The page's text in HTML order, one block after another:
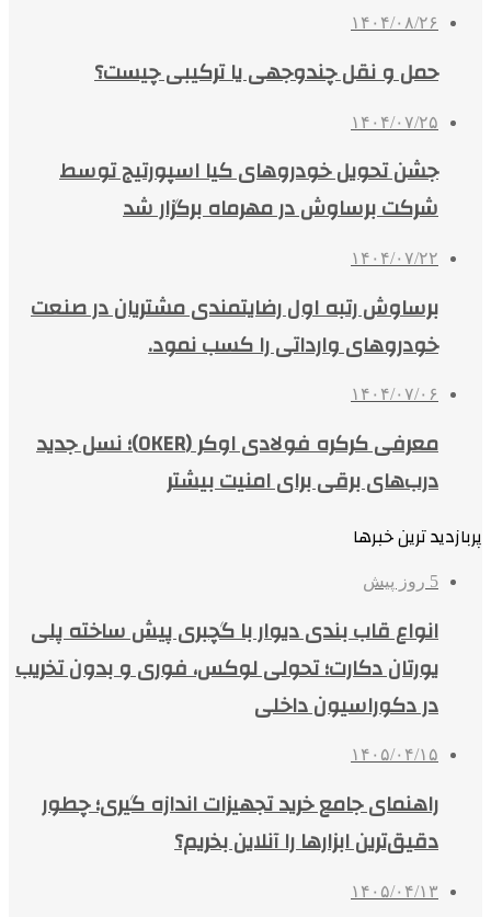
۱۴۰۴/۰۸/۲۶
حمل و نقل چندوجهی یا ترکیبی چیست؟
۱۴۰۴/۰۷/۲۵
جشن تحویل خودروهای کیا اسپورتیج توسط
شرکت برساوش در مهرماه برگزار شد
۱۴۰۴/۰۷/۲۲
برساوش رتبه اول رضایتمندی مشتریان در صنعت
خودروهای وارداتی را کسب نمود.
۱۴۰۴/۰۷/۰۶
معرفی کرکره فولادی اوکر (OKER)؛ نسل جدید
درب‌های برقی برای امنیت بیشتر
پربازدید ترین خبرها
5 روز پیش
انواع قاب بندی دیوار با گچبری پیش ساخته پلی
یورتان دکارت؛ تحولی لوکس، فوری و بدون تخریب
در دکوراسیون داخلی
۱۴۰۵/۰۴/۱۵
راهنمای جامع خرید تجهیزات اندازه گیری؛ چطور
دقیق‌ترین ابزارها را آنلاین بخریم؟
۱۴۰۵/۰۴/۱۳